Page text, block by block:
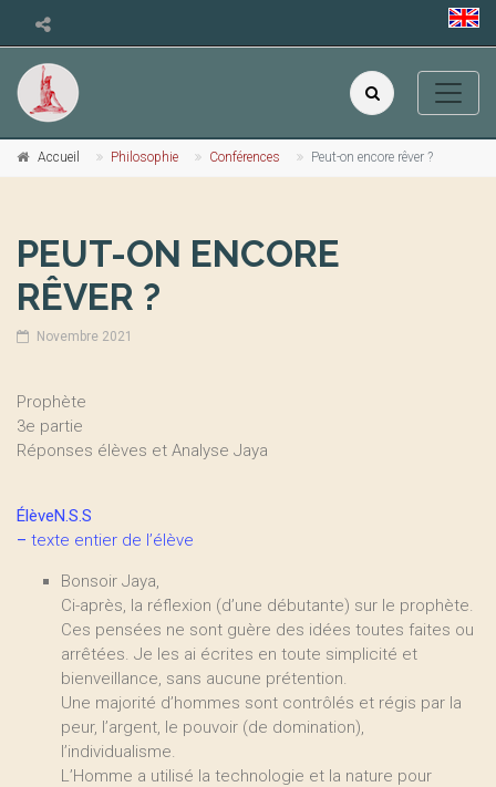
Accueil Philosophie Conférences Peut-on encore rêver ?
PEUT-ON ENCORE
RÊVER ?
Novembre 2021
Prophète
3e partie
Réponses élèves et Analyse Jaya
ÉlèveN.S.S
– texte entier de l’élève
Bonsoir Jaya,
Ci-après, la réflexion (d’une débutante) sur le prophète.
Ces pensées ne sont guère des idées toutes faites ou
arrêtées. Je les ai écrites en toute simplicité et
bienveillance, sans aucune prétention.
Une majorité d’hommes sont contrôlés et régis par la
peur, l’argent, le pouvoir (de domination),
l’individualisme.
L’Homme a utilisé la technologie et la nature pour